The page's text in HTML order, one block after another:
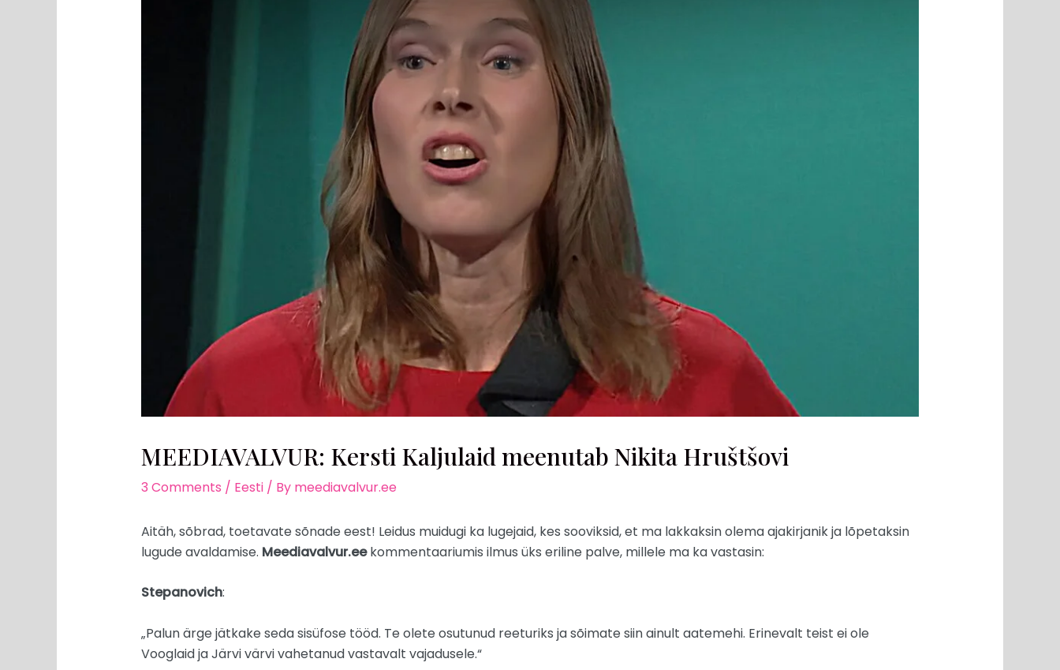
MEEDIAVALVUR: Kersti Kaljulaid meenutab Nikita Hruštšovi
3 Comments / Eesti/ By meediavalvur.ee
Aitäh, sõbrad, toetavate sõnade eest! Leidus muidugi ka lugejaid, kes sooviksid, et ma lakkaksin olema ajakirjanik ja lõpetaksin
lugude avaldamise. Meediavalvur.eekommentaariumis ilmus üks eriline palve, millele ma ka vastasin:
Stepanovich:
„Palun ärge jätkake seda sisüfose tööd. Te olete osutunud reeturiks ja sõimate siin ainult aatemehi. Erinevalt teist ei ole
Vooglaid ja Järvi värvi vahetanud vastavalt vajadusele.“